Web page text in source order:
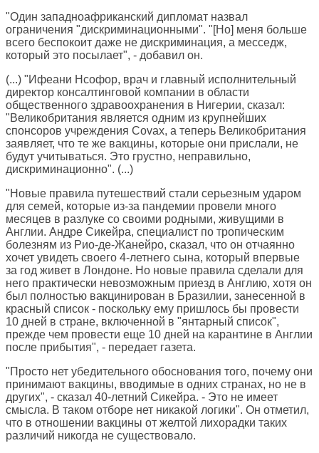
"Один западноафриканский дипломат назвал
ограничения "дискриминационными". "[Но] меня больше
всего беспокоит даже не дискриминация, а месседж,
который это посылает", - добавил он.
(...) "Ифеани Нсофор, врач и главный исполнительный
директор консалтинговой компании в области
общественного здравоохранения в Нигерии, сказал:
"Великобритания является одним из крупнейших
спонсоров учреждения Covax, а теперь Великобритания
заявляет, что те же вакцины, которые они прислали, не
будут учитываться. Это грустно, неправильно,
дискриминационно". (...)
"Новые правила путешествий стали серьезным ударом
для семей, которые из-за пандемии провели много
месяцев в разлуке со своими родными, живущими в
Англии. Андре Сикейра, специалист по тропическим
болезням из Рио-де-Жанейро, сказал, что он отчаянно
хочет увидеть своего 4-летнего сына, который впервые
за год живет в Лондоне. Но новые правила сделали для
него практически невозможным приезд в Англию, хотя он
был полностью вакцинирован в Бразилии, занесенной в
красный список - поскольку ему пришлось бы провести
10 дней в стране, включенной в "янтарный список",
прежде чем провести еще 10 дней на карантине в Англии
после прибытия", - передает газета.
"Просто нет убедительного обоснования того, почему они
принимают вакцины, вводимые в одних странах, но не в
других", - сказал 40-летний Сикейра. - Это не имеет
смысла. В таком отборе нет никакой логики". Он отметил,
что в отношении вакцины от желтой лихорадки таких
различий никогда не существовало.